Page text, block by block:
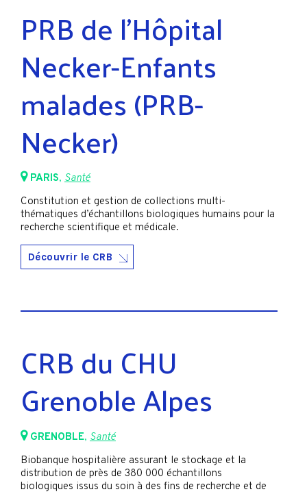
PRB de l’Hôpital
Necker-Enfants
malades (PRB-
Necker)
PARIS, Santé
Constitution et gestion de collections multi-
thématiques d’échantillons biologiques humains pour la
recherche scientifique et médicale.
Découvrir le CRB
CRB du CHU
Grenoble Alpes
GRENOBLE, Santé
Biobanque hospitalière assurant le stockage et la
distribution de près de 380 000 échantillons
biologiques issus du soin à des fins de recherche et de